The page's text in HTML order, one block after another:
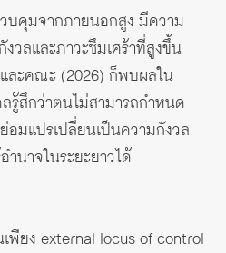
บคุมจากภายนอกสูง มีความ
วลและภาวะซึมเศร้าที่สูงขึ้น
ละคณะ (2026) ก็พบผลใน
รู้สึกว่าตนไม่สามารถกำหนด
มแปรเปลี่ยนเป็นความกังวล
ำนาจในระยะยาวได้
พียง external locus of control